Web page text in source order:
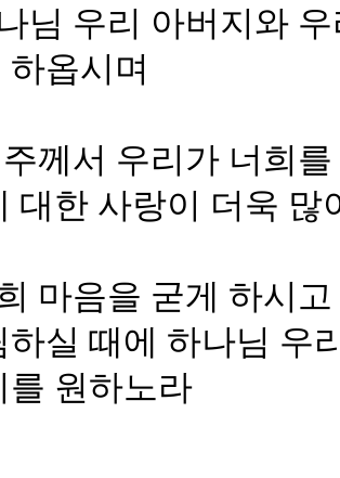
님 우리 아버지와
옵시며
께서 우리가 너희
대한 사랑이 더욱 많
마음을 굳게 하시
하실 때에 하나님 우
를 원하노라